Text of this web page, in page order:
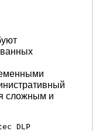
сложным и
DLP